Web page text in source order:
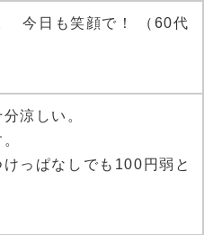
今日も笑顔で！ （60代
涼しい。
っぱなしでも100円弱と